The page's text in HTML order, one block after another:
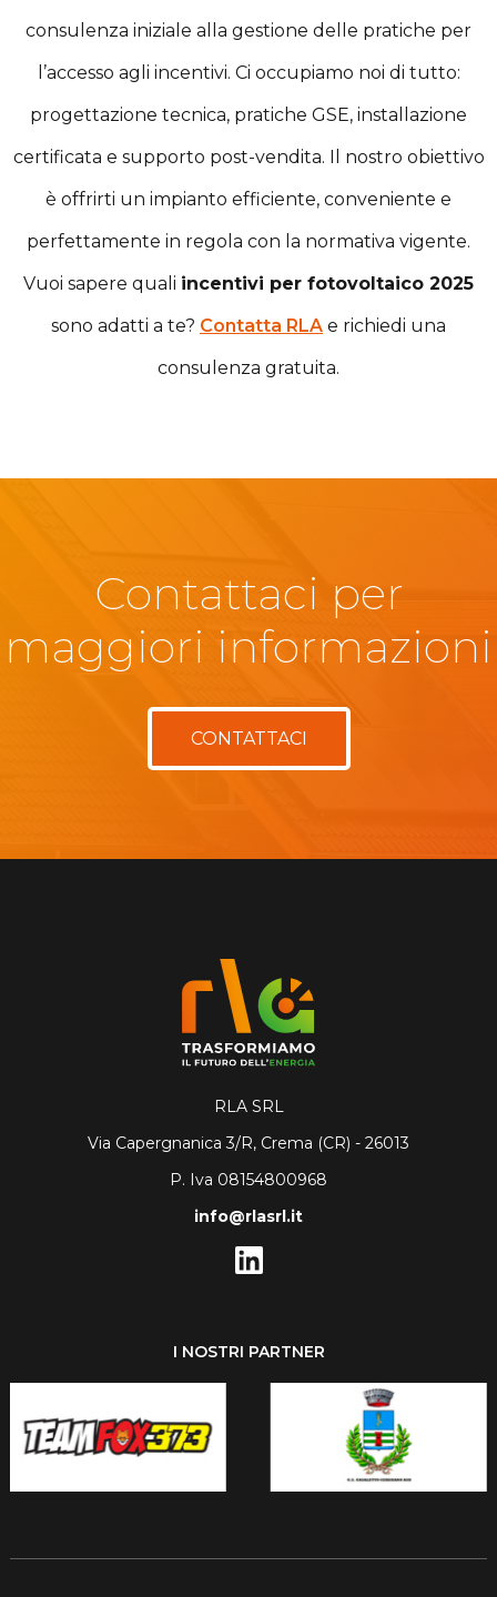
consulenza iniziale alla gestione delle pratiche per
l’accesso agli incentivi. Ci occupiamo noi di tutto:
progettazione tecnica, pratiche GSE, installazione
certificata e supporto post-vendita. Il nostro obiettivo
è offrirti un impianto efficiente, conveniente e
perfettamente in regola con la normativa vigente.
Vuoi sapere quali incentivi per fotovoltaico 2025
sono adatti a te? Contatta RLA e richiedi una
consulenza gratuita.
Contattaci per
maggiori informazioni
CONTATTACI
RLA SRL
Via Capergnanica 3/R, Crema (CR) - 26013
P. Iva 08154800968
info@rlasrl.it
I NOSTRI PARTNER